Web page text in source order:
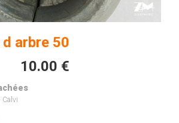
arbre 50
10.00 €